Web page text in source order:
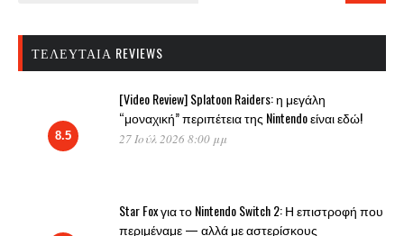
ΤΕΛΕΥΤΑΊΑ REVIEWS
8.5
[Video Review] Splatoon Raiders: η μεγάλη
“μοναχική” περιπέτεια της Nintendo είναι εδώ!
27 Ιούλ 2026 8:00 μμ
Star Fox για το Nintendo Switch 2: Η επιστροφή που
περιμέναμε — αλλά με αστερίσκους